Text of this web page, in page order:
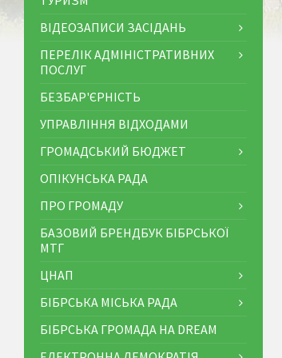
ВІДЕОЗАПИСИ ЗАСІДАНЬ
ПЕРЕЛІК АДМІНІСТРАТИВНИХ
ПОСЛУГ
БЕЗБАР'ЄРНІСТЬ
УПРАВЛІННЯ ВІДХОДАМИ
ГРОМАДСЬКИЙ БЮДЖЕТ
ОПІКУНСЬКА РАДА
ПРО ГРОМАДУ
БАЗОВИЙ БРЕНДБУК БІБРСЬКОЇ
МТГ
ЦНАП
БІБРСЬКА МІСЬКА РАДА
БІБРСЬКА ГРОМАДА НА DREAM